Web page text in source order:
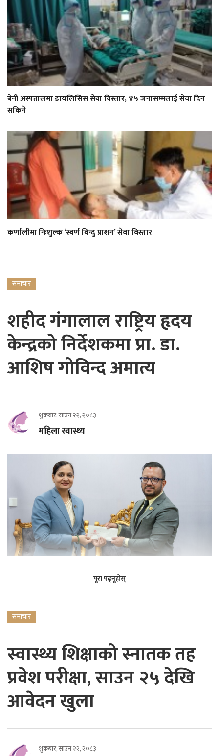
बेनी अस्पतालमा डायलिसिस सेवा विस्तार, ४५ जनासम्मलाई सेवा दिन
सकिने
कर्णालीमा निःशुल्क ‘स्वर्ण विन्दु प्राशन’ सेवा विस्तार
समाचार
शहीद गंगालाल राष्ट्रिय हृदय
केन्द्रको निर्देशकमा प्रा. डा.
आशिष गोविन्द अमात्य
शुक्रबार, साउन २२, २०८३
महिला स्वास्थ्य
पूरा पढ्नूहोस्
समाचार
स्वास्थ्य शिक्षाको स्नातक तह
प्रवेश परीक्षा, साउन २५ देखि
आवेदन खुला
शुक्रबार, साउन २२, २०८३